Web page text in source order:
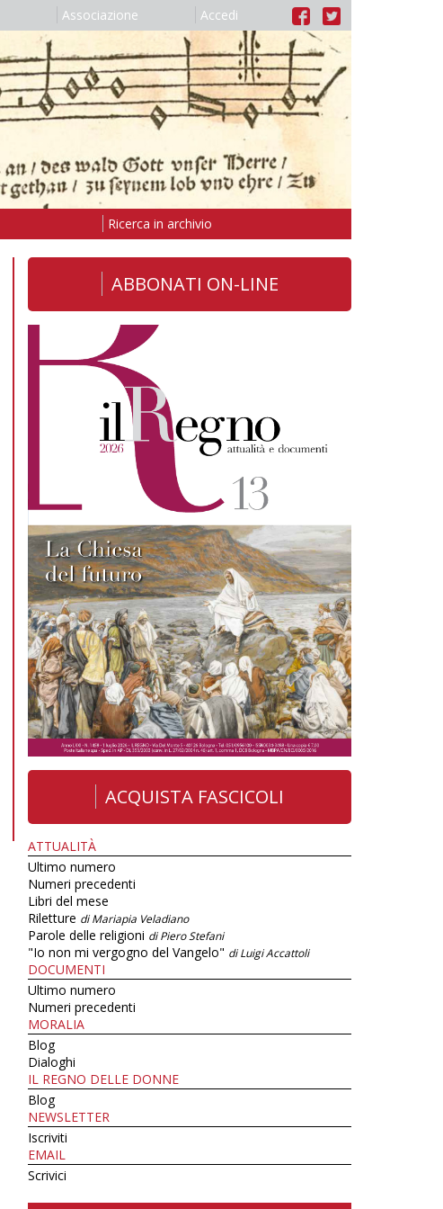
Associazione Accedi
Ricerca in archivio
ABBONATI ON-LINE
ACQUISTA FASCICOLI
ATTUALITÀ
Ultimo numero
Numeri precedenti
Libri del mese
Riletture di Mariapia Veladiano
Parole delle religioni di Piero Stefani
"Io non mi vergogno del Vangelo" di Luigi Accattoli
DOCUMENTI
Ultimo numero
Numeri precedenti
MORALIA
Blog
Dialoghi
IL REGNO DELLE DONNE
Blog
NEWSLETTER
Iscriviti
EMAIL
Scrivici